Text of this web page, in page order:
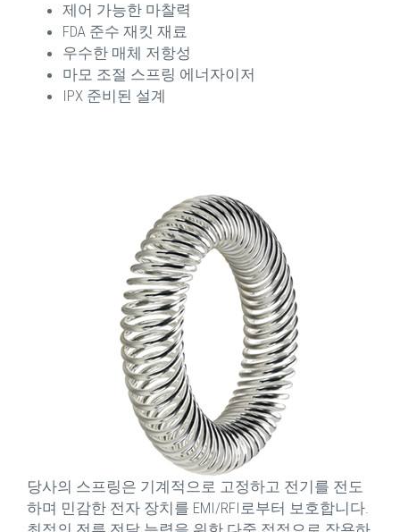
제어 가능한 마찰력
FDA 준수 재킷 재료
우수한 매체 저항성
마모 조절 스프링 에너자이저
IPX 준비된 설계
당사의 스프링은 기계적으로 고정하고 전기를 전도
하며 민감한 전자 장치를 EMI/RFI로부터 보호합니다.